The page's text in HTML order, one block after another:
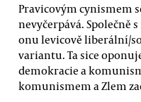
Pravicovým cynismem
nevyčerpává. Společně
onu levicově liberální/
variantu. Ta sice
demokracie a
komunismem a Zlem